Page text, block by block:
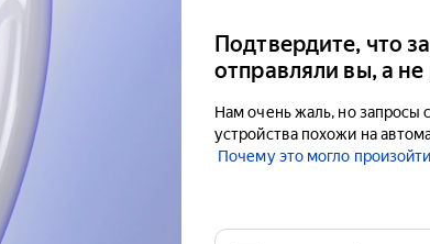
Подтвердите, что
отправляли вы, а
Нам очень жаль, но запросы
устройства похожи на
Почему это могло